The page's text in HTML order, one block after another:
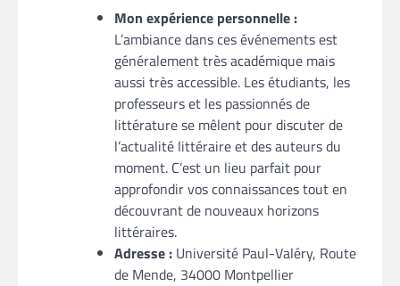
Mon expérience personnelle :
L’ambiance dans ces événements est
généralement très académique mais
aussi très accessible. Les étudiants, les
professeurs et les passionnés de
littérature se mêlent pour discuter de
l’actualité littéraire et des auteurs du
moment. C’est un lieu parfait pour
approfondir vos connaissances tout en
découvrant de nouveaux horizons
littéraires.
Adresse : Université Paul-Valéry, Route
de Mende, 34000 Montpellier